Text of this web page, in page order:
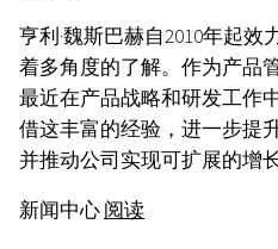
亨利·魏斯巴赫自2010年起
着多角度的了解。作为产品
最近在产品战略和研发工作
借这丰富的经验，进一步提
并推动公司实现可扩展的增长
新闻中心阅读